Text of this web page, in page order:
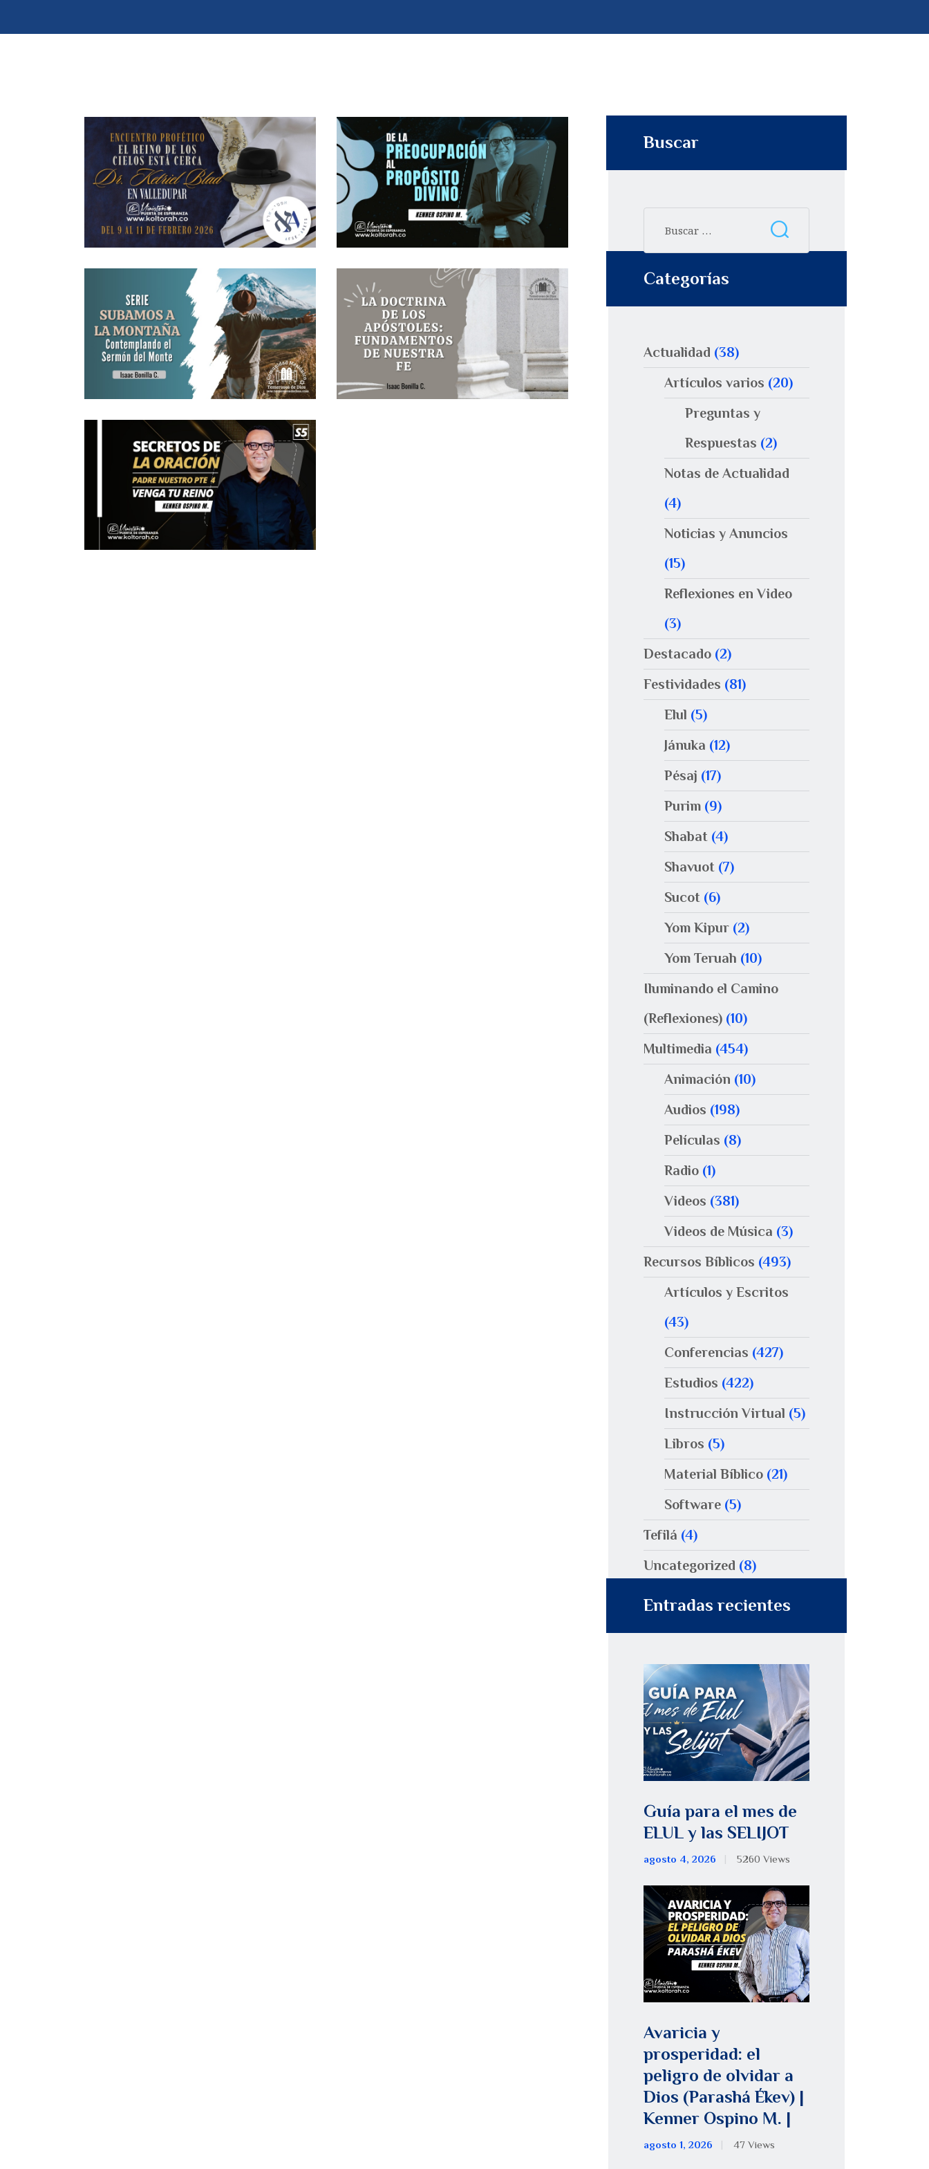
Buscar
Categorías
Actualidad (38)
Artículos varios (20)
Preguntas y
Respuestas (2)
Notas de Actualidad
(4)
Noticias y Anuncios
(15)
Reflexiones en Video
(3)
Destacado (2)
Festividades (81)
Elul (5)
Jánuka (12)
Pésaj (17)
Purim (9)
Shabat (4)
Shavuot (7)
Sucot (6)
Yom Kipur (2)
Yom Teruah (10)
Iluminando el Camino
(Reflexiones) (10)
Multimedia (454)
Animación (10)
Audios (198)
Películas (8)
Radio (1)
Videos (381)
Videos de Música (3)
Recursos Bíblicos (493)
Artículos y Escritos
(43)
Conferencias (427)
Estudios (422)
Instrucción Virtual (5)
Libros (5)
Material Bíblico (21)
Software (5)
Tefilá (4)
Uncategorized (8)
Entradas recientes
Guía para el mes de
ELUL y las SELIJOT
agosto 4, 2026 5260 Views
Avaricia y
prosperidad: el
peligro de olvidar a
Dios (Parashá Ékev) |
Kenner Ospino M. |
agosto 1, 2026 47 Views
i